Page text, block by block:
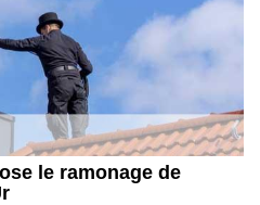
le ramonage de